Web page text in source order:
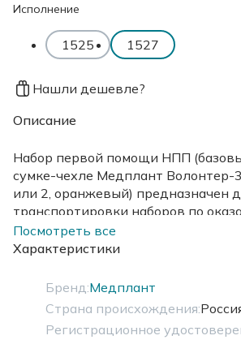
Исполнение
1525 1527
Нашли дешевле?
Описание
Набор первой помощи НПП
сумке-чехле Медплант Волонтер-
или 2, оранжевый) предназначен
транспортировки наборов по
(доврачебной) помощи.
Посмотреть все
Характеристики
Бренд:Медплант
Страна происхождения:
Регистрационное